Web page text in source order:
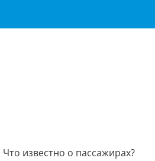
известно о пассажирах?